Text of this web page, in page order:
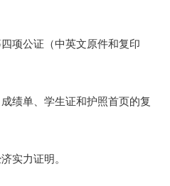
项公证（中英文原件和复印
绩单、学生证和护照首页的复
实力证明。